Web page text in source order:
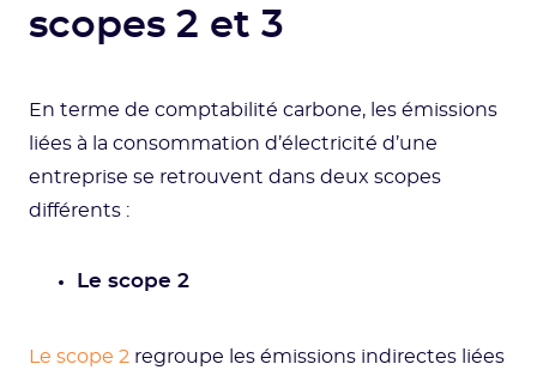
scopes 2 et 3
En terme de comptabilité carbone, les émissions
liées à la consommation d’électricité d’une
entreprise se retrouvent dans deux scopes
différents :
Le scope 2
Le scope 2 regroupe les émissions indirectes liées